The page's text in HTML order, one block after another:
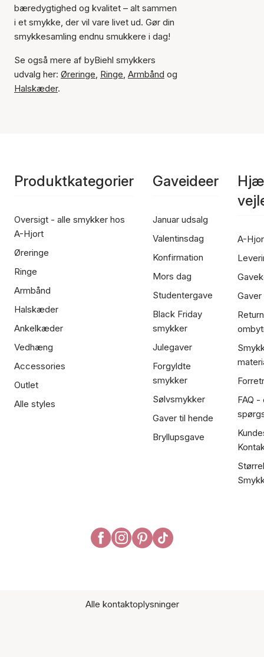
bæredygtighed og kvalitet – alt sammen
i et smykke, der vil vare livet ud. Gør din
smykkesamling endnu smukkere i dag!
Se også mere af byBiehl smykkers
udvalg her: Øreringe, Ringe, Armbånd og
Halskæder.
Produktkategorier
Oversigt - alle smykker hos
A-Hjort
Øreringe
Ringe
Armbånd
Halskæder
Ankelkæder
Vedhæng
Accessories
Outlet
Alle styles
Gaveideer
Januar udsalg
Valentinsdag
Konfirmation
Mors dag
Studentergave
Black Friday
smykker
Julegaver
Forgyldte
smykker
Sølvsmykker
Gaver til hende
Bryllupsgave
A-
FAQ
Alle kontaktoplysninger